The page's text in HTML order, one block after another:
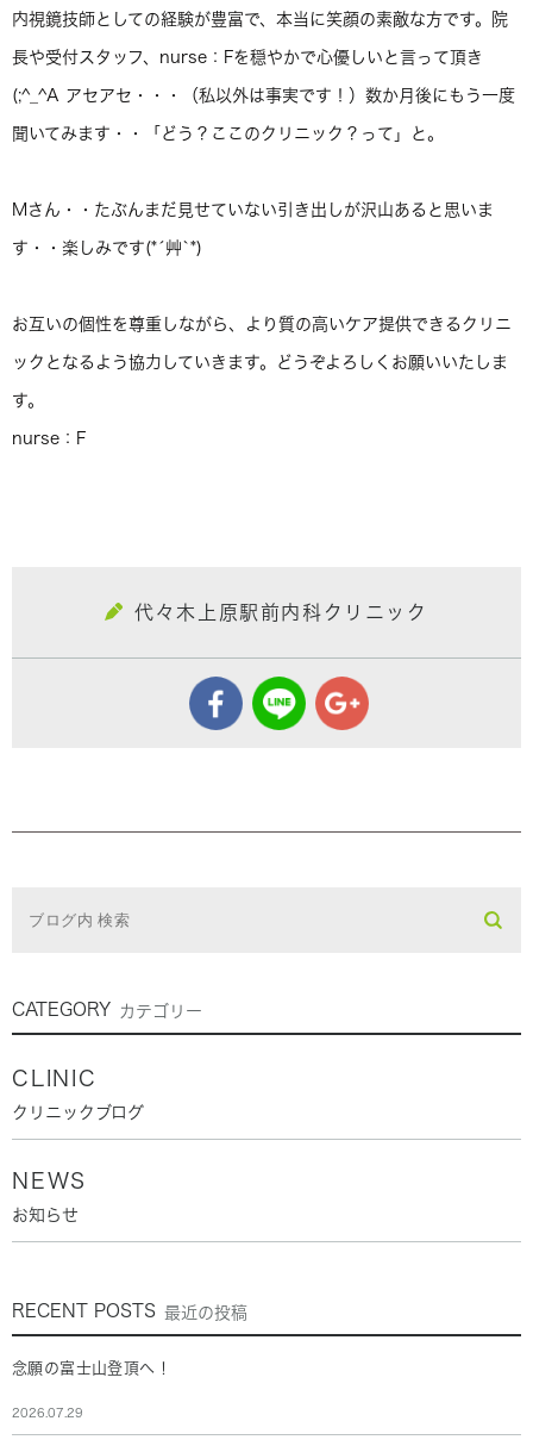
内視鏡技師としての経験が豊富で、本当に笑顔の素敵な方です。院
長や受付スタッフ、nurse：Fを穏やかで心優しいと言って頂き
(;^_^A アセアセ・・・（私以外は事実です！）数か月後にもう一度
聞いてみます・・「どう？ここのクリニック？って」と。
Mさん・・たぶんまだ見せていない引き出しが沢山あると思いま
す・・楽しみです(*´艸`*)
お互いの個性を尊重しながら、より質の高いケア提供できるクリニ
ックとなるよう協力していきます。どうぞよろしくお願いいたしま
す。
nurse：F
代々木上原駅前内科クリニック
CATEGORY カテゴリー
CLINIC
クリニックブログ
NEWS
お知らせ
RECENT POSTS 最近の投稿
念願の富士山登頂へ！
2026.07.29